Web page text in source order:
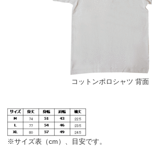
コットンポロシャツ 背面
※サイズ表（cm）、目安です。